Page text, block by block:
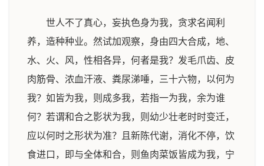
世人不了真心，妄执色身为我，贪求名闻利
养，造种种业。然试加观察，身由四大合成，地、
水、火、风，性相各异，何者是我？发毛爪齿、皮
肉筋骨、浓血汗液、粪尿涕唾，三十六物，以何为
我？如皆为我，则成多我，若指一为我，余为谁
何？若谓和合之影状为我，则幼少壮老时时变迁，
应以何时之形状为准？且新陈代谢，消化不停，饮
食进口，即与全体和合，则鱼肉菜饭皆成为我，宁